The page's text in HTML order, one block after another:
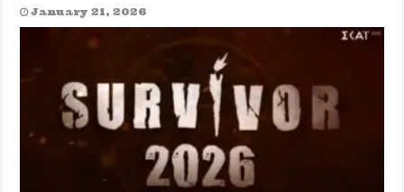
January 21, 2026